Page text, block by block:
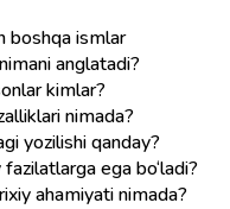
boshqa ismlar
anglatadi?
kimlar?
nimada?
yozilishi qanday?
ega bo‘ladi?
ahamiyati nimada?